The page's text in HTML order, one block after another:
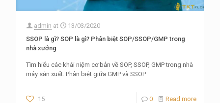
admin at
13/03/2020
SSOP là gì? SOP là gì? Phân biệt SOP/SSOP/GMP trong
nhà xưởng
Tìm hiểu các khái niệm cơ bản về SOP, SSOP, GMP trong nhà
máy sản xuất. Phân biệt giữa GMP và SSOP
15 0 Read more